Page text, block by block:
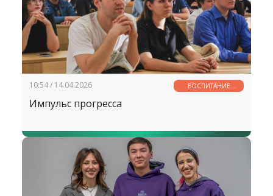
10:54 / 14.04.2026
ВОСПИТАНИЕ
МОЛОДЕЖИ —
Импульс прогресса